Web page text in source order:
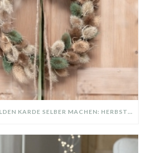
KRANZ AUS WILDEN KARDE SELBER MACHEN: HERBSTDEKO GANZ EINFACH